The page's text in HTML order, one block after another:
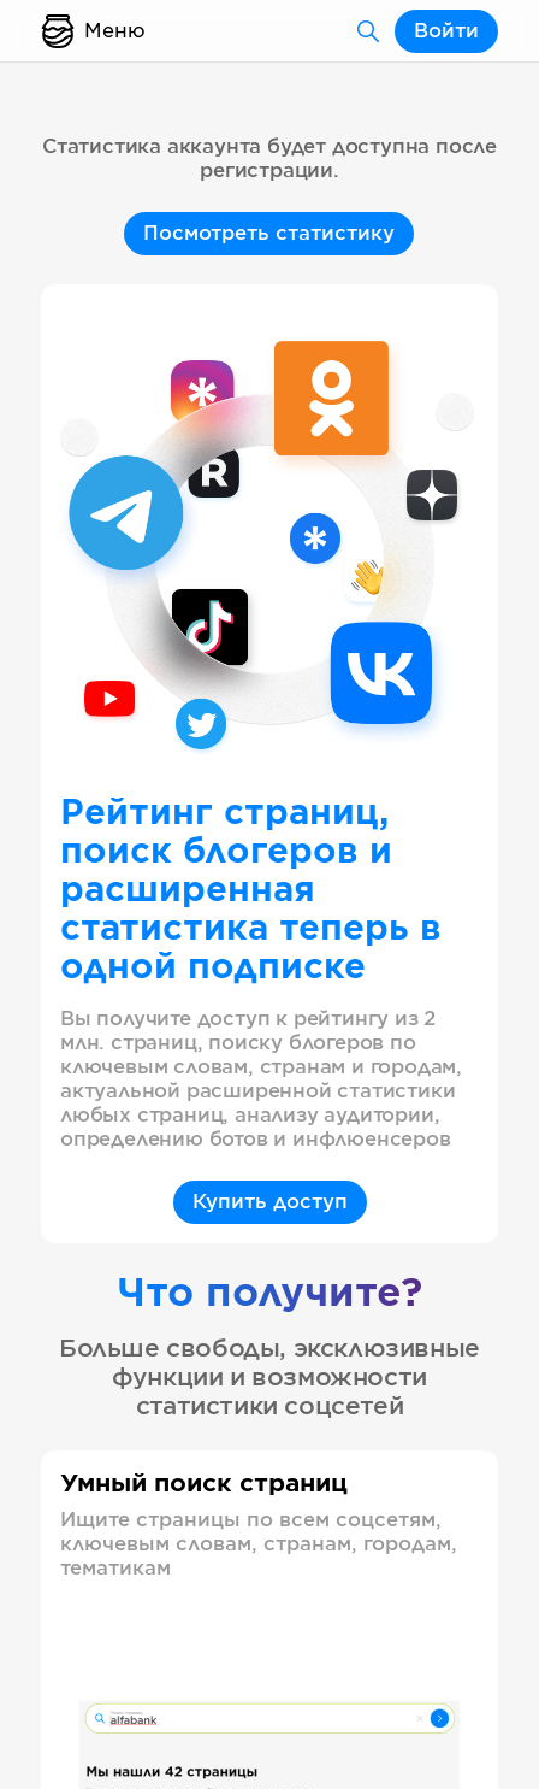
Меню Войти
Статистика аккаунта будет доступна после
регистрации.
Посмотреть статистику
Рейтинг страниц,
поиск блогеров и
расширенная
статистика теперь в
одной подписке
Вы получите доступ к рейтингу из 2
млн. страниц, поиску блогеров по
ключевым словам, странам и городам,
актуальной расширенной статистики
любых страниц, анализу аудитории,
определению ботов и инфлюенсеров
Купить доступ
Что получите?
Больше свободы, эксклюзивные
функции и возможности
статистики соцсетей
Умный поиск страниц
Ищите страницы по всем соцсетям,
ключевым словам, странам, городам,
тематикам